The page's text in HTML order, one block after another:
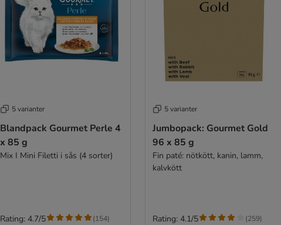
5 varianter
Blandpack Gourmet Perle 4
x 85 g
Mix I Mini Filetti i sås (4 sorter)
Rating: 4.7/5 (154)
5 varianter
Jumbopack: Gourmet Gold
96 x 85 g
Fin paté: nötkött, kanin, lamm,
kalvkött
Rating: 4.1/5 (259)